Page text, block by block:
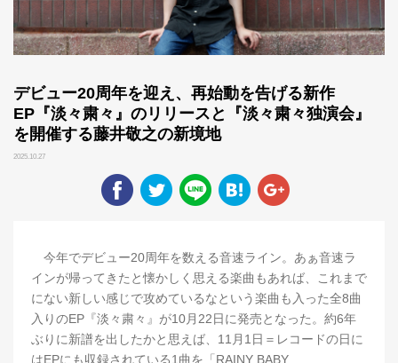
デビュー20周年を迎え、再始動を告げる新作
EP『淡々粛々』のリリースと『淡々粛々独演会』
を開催する藤井敬之の新境地
2025.10.27
今年でデビュー20周年を数える音速ライン。あぁ音速ラ
インが帰ってきたと懐かしく思える楽曲もあれば、これまで
にない新しい感じで攻めているなという楽曲も入った全8曲
入りのEP『淡々粛々』が10月22日に発売となった。約6年
ぶりに新譜を出したかと思えば、11月1日＝レコードの日に
はEPにも収録されている1曲を「RAINY BABY